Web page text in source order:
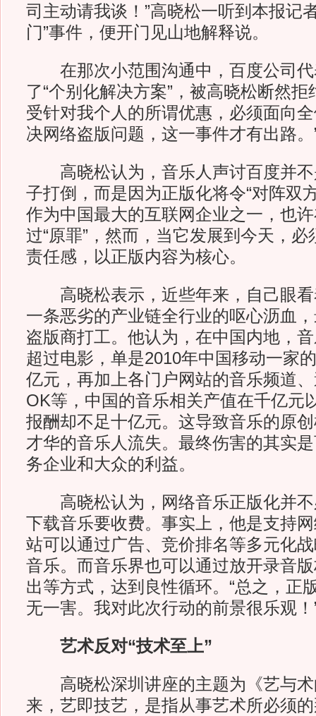
司主动请我谈！”高晓松一听到本报记
门”事件，便开门见山地解释说。
在那次小范围沟通中，百度公司代
了“个别化解决方案”，被高晓松断然拒
受针对我个人的所谓优惠，必须面向
决网络盗版问题，这一事件才有出路。
高晓松认为，音乐人声讨百度并不
子打倒，而是因为正版化将令“对阵双
作为中国最大的互联网企业之一，也
过“原罪”，然而，当它发展到今天，
责任感，以正版内容为核心。
高晓松表示，近些年来，自己眼看
一条恶劣的产业链全行业的呕心沥血
盗版商打工。他认为，在中国内地，
超过电影，单是2010年中国移动一家
亿元，再加上各门户网站的音乐频道
OK等，中国的音乐相关产值在千亿元
报酬却不足十亿元。这导致音乐的原
才华的音乐人流失。最终伤害的其实
务企业和大众的利益。
高晓松认为，网络音乐正版化并不
下载音乐要收费。事实上，他是支持
站可以通过广告、竞价排名等多元化
音乐。而音乐界也可以通过放开录音
出等方式，达到良性循环。“总之，正
无一害。我对此次行动的前景很乐观
艺术反对“技术至上”
高晓松深圳讲座的主题为《艺与术
来，艺即技艺，是指从事艺术所必须